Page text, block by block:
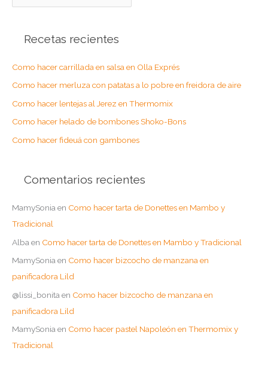
u
r
p
o
r
Recetas recientes
Como hacer carrillada en salsa en Olla Exprés
Como hacer merluza con patatas a lo pobre en freidora de aire
Como hacer lentejas al Jerez en Thermomix
Como hacer helado de bombones Shoko-Bons
Como hacer fideuá con gambones
Comentarios recientes
MamySoniaen Como hacer tarta de Donettes en Mambo y
Tradicional
Alba en Como hacer tarta de Donettes en Mambo y Tradicional
MamySonia en Como hacer bizcocho de manzana en
panificadora Lild
@lissi_bonita en Como hacer bizcocho de manzana en
panificadora Lild
MamySonia en Como hacer pastel Napoleón en Thermomix y
Tradicional